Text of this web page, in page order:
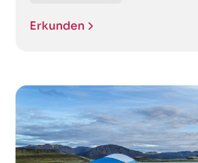
Erkunden